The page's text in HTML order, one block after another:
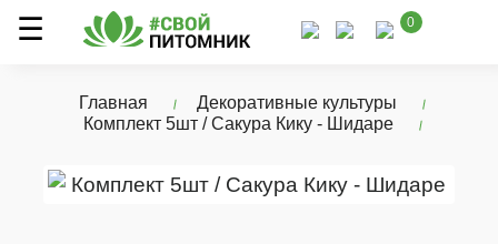
0
Главная
Декоративные культуры
Комплект 5шт / Сакура Кику - Шидаре